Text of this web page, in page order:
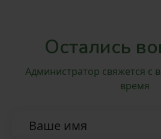
Остались
Администратор свяжется с
время
Ваше имя